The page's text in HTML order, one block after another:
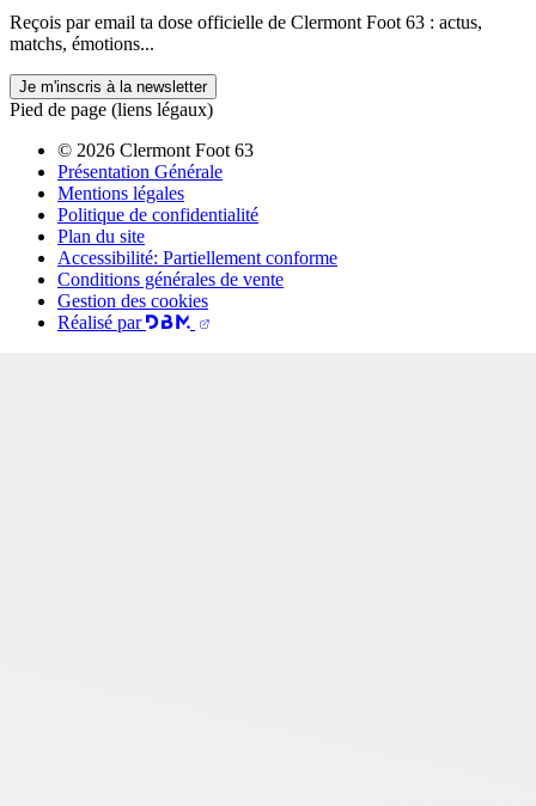
Reçois par email ta dose officielle de Clermont Foot 63 : actus,
matchs, émotions...
Je m'inscris à la newsletter
Pied de page (liens légaux)
© 2026 Clermont Foot 63
Présentation Générale
Mentions légales
Politique de confidentialité
Plan du site
Accessibilité: Partiellement conforme
Conditions générales de vente
Gestion des cookies
Réalisé par